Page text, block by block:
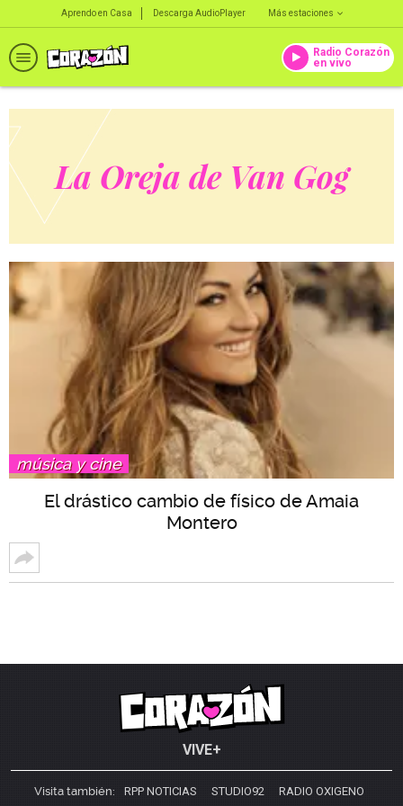
Aprendo en Casa Descarga AudioPlayer Más estaciones
Radio Corazón
en vivo
La Oreja de Van Gog
música y cine
El drástico cambio de físico de Amaia
Montero
VIVE+
Visita también: RPP NOTICIAS STUDIO92
RADIO OXIGENO